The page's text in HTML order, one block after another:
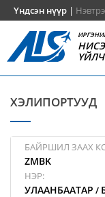
Үндсэн нүүр |
ХЭЛИПОРТУУД
БАЙРШИЛ ЗААХ
ZMBK
НЭР:
УЛААНБААТАР /